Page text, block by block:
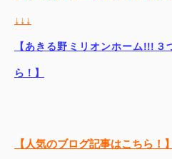
↓↓↓
【あきる野ミリオンホーム!!!３
ら！】
【人気のブログ記事はこちら！